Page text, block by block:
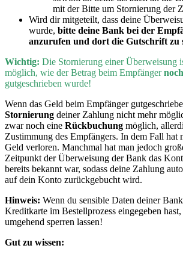
mit der Bitte um Stornierung der
Wird dir mitgeteilt, dass deine
wurde, bitte deine Bank bei der
anzurufen und dort die Gutschrift zu
Wichtig: Die Stornierung einer Überweisung
möglich, wie der Betrag beim Empfänger
gutgeschrieben wurde!
Wenn das Geld beim Empfänger
Stornierung deiner Zahlung nicht mehr
zwar noch eine Rückbuchung möglich,
Zustimmung des Empfängers. In dem Fall hat
Geld verloren. Manchmal hat man jedoch
Zeitpunkt der Überweisung der Bank das
bereits bekannt war, sodass deine Zahlung
auf dein Konto zurückgebucht wird.
Hinweis: Wenn du sensible Daten deiner
Kreditkarte im Bestellprozess eingegeben
umgehend sperren lassen!
Gut zu wissen: